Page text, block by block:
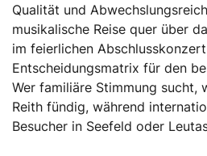
Qualität und
musikalische Reise quer über
im feierlichen
Entscheidungsmatrix für den
Wer familiäre Stimmung sucht,
Reith fündig, während
Besucher in Seefeld oder